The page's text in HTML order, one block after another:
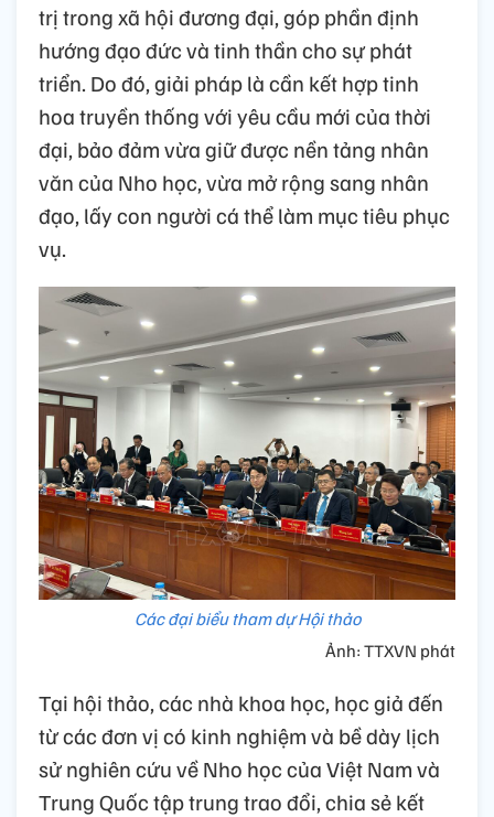
trị trong xã hội đương đại, góp phần định
hướng đạo đức và tinh thần cho sự phát
triển. Do đó, giải pháp là cần kết hợp tinh
hoa truyền thống với yêu cầu mới của thời
đại, bảo đảm vừa giữ được nền tảng nhân
văn của Nho học, vừa mở rộng sang nhân
đạo, lấy con người cá thể làm mục tiêu phục
vụ.
Các đại biểu tham dự Hội thảo
Ảnh: TTXVN phát
Tại hội thảo, các nhà khoa học, học giả đến
từ các đơn vị có kinh nghiệm và bề dày lịch
sử nghiên cứu về Nho học của Việt Nam và
Trung Quốc tập trung trao đổi, chia sẻ kết